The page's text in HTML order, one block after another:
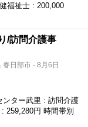
福祉士 : 200,000
/訪問介護事
日部市 - 8月6日
ンター武里 : 訪問介護
259,280円 時間帯別